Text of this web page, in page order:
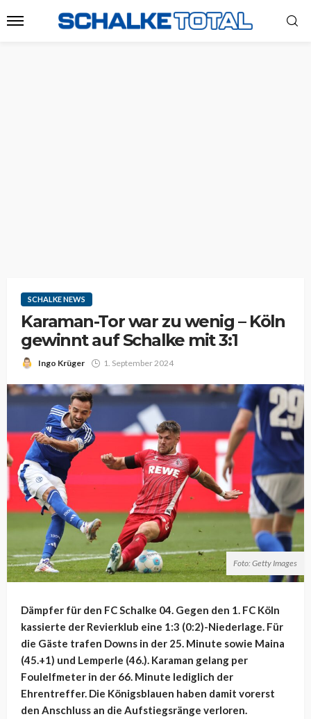
SCHALKE NEWS
Karaman-Tor war zu wenig – Köln
gewinnt auf Schalke mit 3:1
Ingo Krüger 1. September 2024
Foto: Getty Images
Dämpfer für den FC Schalke 04. Gegen den 1. FC Köln
kassierte der Revierklub eine 1:3 (0:2)-Niederlage. Für
die Gäste trafen Downs in der 25. Minute sowie Maina
(45.+1) und Lemperle (46.). Karaman gelang per
Foulelfmeter in der 66. Minute lediglich der
Ehrentreffer. Die Königsblauen haben damit vorerst
den Anschluss an die Aufstiegsränge verloren.